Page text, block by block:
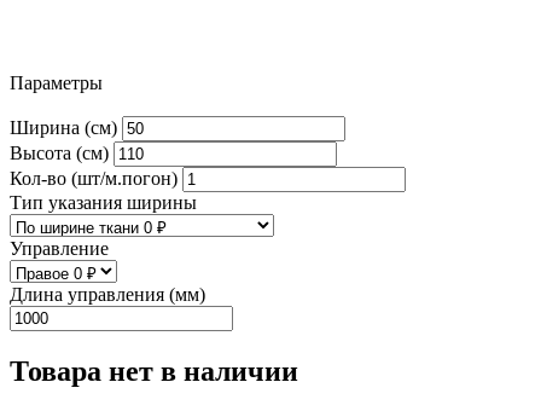
Параметры
Ширина (см)
Высота (см)
Кол-во (шт/м.погон)
Тип указания ширины
Управление
Длина управления (мм)
Товара нет в наличии